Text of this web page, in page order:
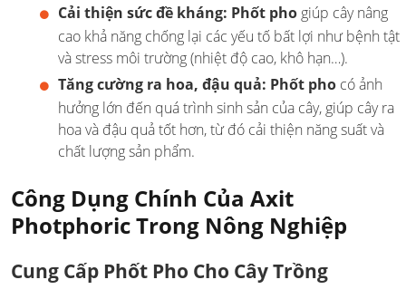
Cải thiện sức đề kháng: Phốt pho giúp cây nâng
cao khả năng chống lại các yếu tố bất lợi như bệnh tật
và stress môi trường (nhiệt độ cao, khô hạn…).
Tăng cường ra hoa, đậu quả: Phốt pho có ảnh
hưởng lớn đến quá trình sinh sản của cây, giúp cây ra
hoa và đậu quả tốt hơn, từ đó cải thiện năng suất và
chất lượng sản phẩm.
Công Dụng Chính Của Axit
Photphoric Trong Nông Nghiệp
Cung Cấp Phốt Pho Cho Cây Trồng